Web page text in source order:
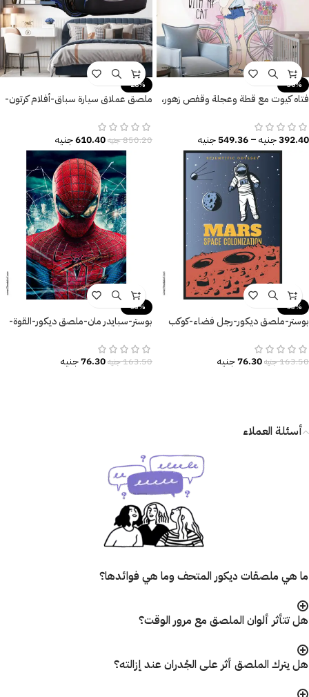
-30%
فتاه كيوت مع قطة وعجلة وقفص زهور،
Cat)
392.40جنيه–
549.36جنيه
-28%
ملصق عملاق سيارة سباق-أفلام كرتون-
850.20جنيه610.40جنيه
-53%
بوستر-ملصق ديكور-رجل فضاء-كوكب
163.50جنيه76.30جنيه
-53%
بوستر-سبايدر مان-ملصق ديكور-القوة-
163.50جنيه76.30جنيه
أسئلة العملاء
ما هي ملصقات ديكور المتحف وما هي فوائدها؟
هل تتأثر ألوان الملصق مع مرور الوقت؟
هل يترك الملصق أثر على الجُدران عند إزالته؟